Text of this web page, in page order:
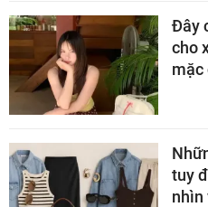
Đây
cho
mặc
tuy
nhìn